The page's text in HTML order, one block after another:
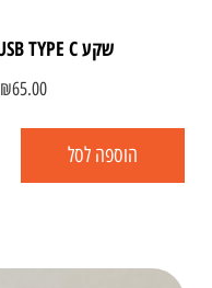
שקע USB TYPE C לרכב PD
₪65.00
הוספה לסל